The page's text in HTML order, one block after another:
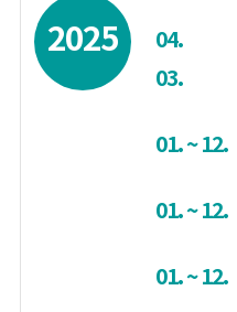
2025 04.
03.
01. ~ 12.
01. ~ 12.
01. ~ 12.